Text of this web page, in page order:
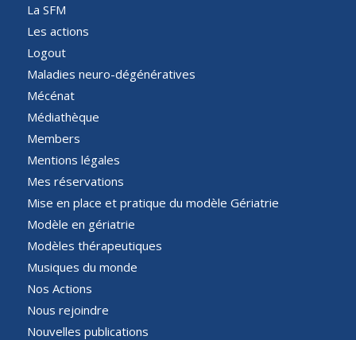
La SFM
Les actions
Logout
Maladies neuro-dégénératives
Mécénat
Médiathèque
Members
Mentions légales
Mes réservations
Mise en place et pratique du modèle Gériatrie
Modèle en gériatrie
Modèles thérapeutiques
Musiques du monde
Nos Actions
Nous rejoindre
Nouvelles publications